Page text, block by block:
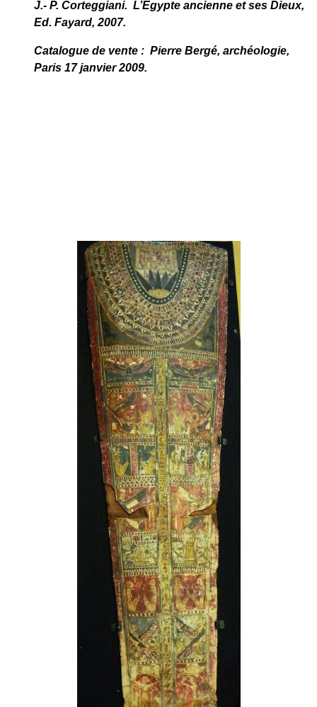
J.- P. Corteggiani. L’Egypte ancienne et ses Dieux,
Ed. Fayard, 2007.
Catalogue de vente : Pierre Bergé, archéologie,
Paris 17 janvier 2009.